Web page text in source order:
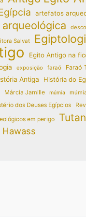
artefatos
Salvat
Egito Antigo na
exposição faraó Faraó
Antiga História do
Márcia Jamille múmia
dos Deuses Egípcios
em perigo
Hawass